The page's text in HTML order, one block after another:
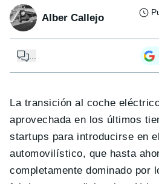
Alber Callejo
...
La transición al coche
aprovechada en los últimos
startups para introducirse en
automovilístico, que hasta
completamente dominado por